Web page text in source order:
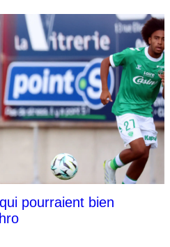
pourraient bien